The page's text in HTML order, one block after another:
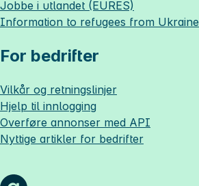
Jobbe i utlandet (EURES)
Information to refugees from Ukraine
For bedrifter
Vilkår og retningslinjer
Hjelp til innlogging
Overføre annonser med API
Nyttige artikler for bedrifter